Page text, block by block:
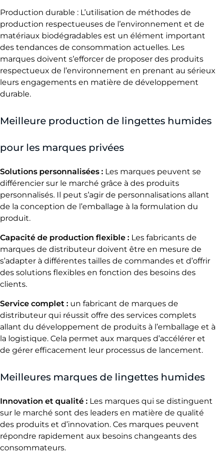
e
s
Production durable : L’utilisation de méthodes de
production respectueuses de l’environnement et de
matériaux biodégradables est un élément important
des tendances de consommation actuelles. Les
marques doivent s’efforcer de proposer des produits
respectueux de l’environnement en prenant au sérieux
leurs engagements en matière de développement
durable.
Meilleure production de lingettes humides
pour les marques privées
Solutions personnalisées : Les marques peuvent se
différencier sur le marché grâce à des produits
personnalisés. Il peut s’agir de personnalisations allant
de la conception de l’emballage à la formulation du
produit.
Capacité de production flexible : Les fabricants de
marques de distributeur doivent être en mesure de
s’adapter à différentes tailles de commandes et d’offrir
des solutions flexibles en fonction des besoins des
clients.
Service complet : un fabricant de marques de
distributeur qui réussit offre des services complets
allant du développement de produits à l’emballage et à
la logistique. Cela permet aux marques d’accélérer et
de gérer efficacement leur processus de lancement.
Meilleures marques de lingettes humides
Innovation et qualité : Les marques qui se distinguent
sur le marché sont des leaders en matière de qualité
des produits et d’innovation. Ces marques peuvent
répondre rapidement aux besoins changeants des
consommateurs.